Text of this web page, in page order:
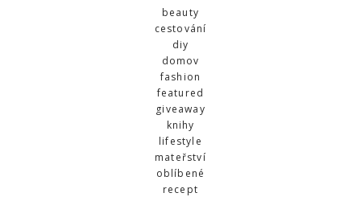
beauty
cestování
diy
domov
fashion
featured
giveaway
knihy
lifestyle
mateřství
oblíbené
recept